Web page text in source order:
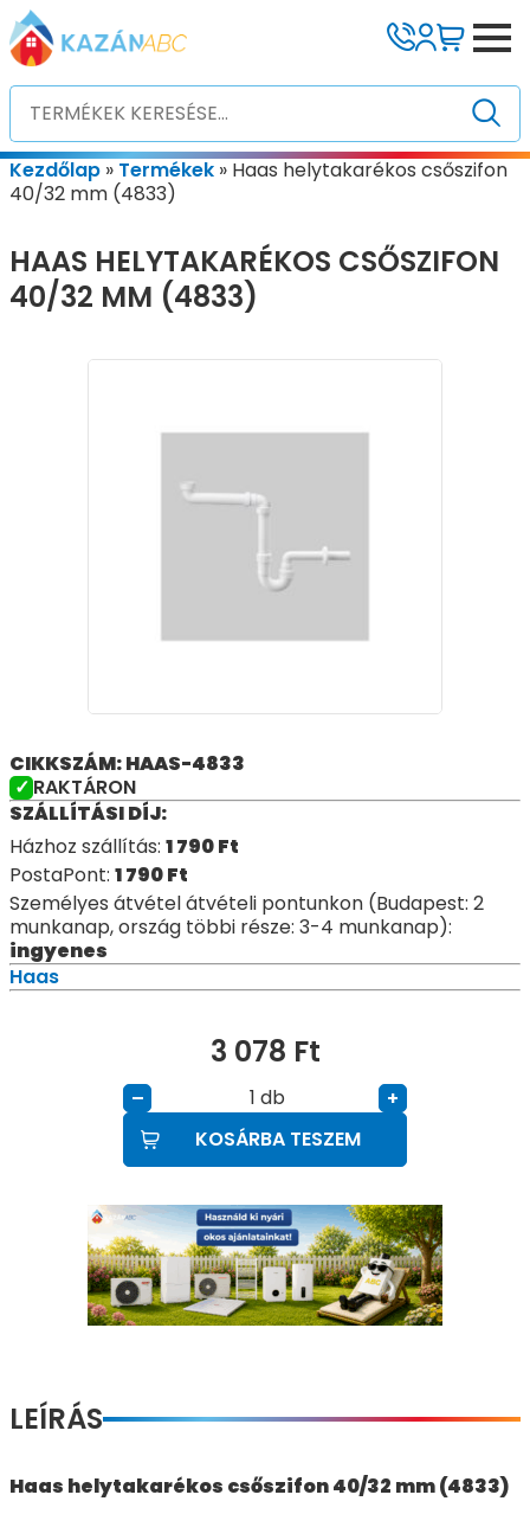
Kezdőlap » Termékek » Haas helytakarékos csőszifon
40/32 mm (4833)
HAAS HELYTAKARÉKOS CSŐSZIFON
40/32 MM (4833)
CIKKSZÁM: HAAS-4833
RAKTÁRON
SZÁLLÍTÁSI DÍJ:
Házhoz szállítás: 1 790Ft
PostaPont: 1 790Ft
Személyes átvétel átvételi pontunkon (Budapest: 2
munkanap, ország többi része: 3-4 munkanap):
ingyenes
Haas
3 078 Ft
– db
+
KOSÁRBA TESZEM
LEÍRÁS
Haas helytakarékos csőszifon 40/32 mm (4833)